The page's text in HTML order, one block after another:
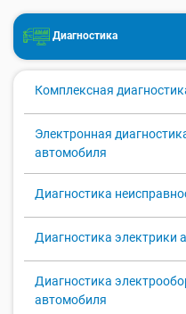
Диагностика
Комплексная
Электронная
автомобиля
Диагностика
Диагностика электрики
Диагностика
автомобиля